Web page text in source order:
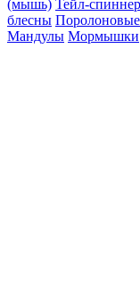
(мышь) Тейл-
блесны
Мандулы Мормышки